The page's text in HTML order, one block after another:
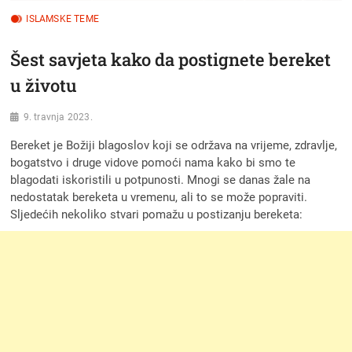
ISLAMSKE TEME
Šest savjeta kako da postignete bereket
u životu
9. travnja 2023.
Bereket je Božiji blagoslov koji se održava na vrijeme, zdravlje,
bogatstvo i druge vidove pomoći nama kako bi smo te
blagodati iskoristili u potpunosti. Mnogi se danas žale na
nedostatak bereketa u vremenu, ali to se može popraviti.
Sljedećih nekoliko stvari pomažu u postizanju bereketa: